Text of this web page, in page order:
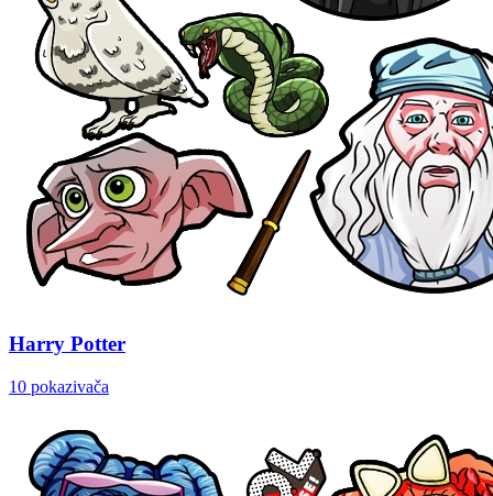
Harry Potter
10 pokazivača